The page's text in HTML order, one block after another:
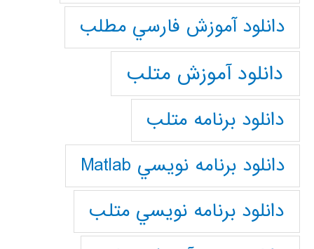
دانلود آموزش فارسي مطلب
دانلود آموزش متلب
دانلود برنامه متلب
دانلود برنامه نويسي Matlab
دانلود برنامه نويسي متلب